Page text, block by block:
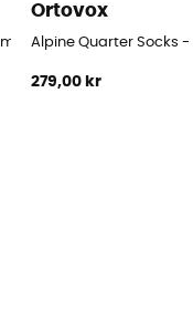
- Herrer
Ortovox
Alpine Quarter Socks
279,00 kr